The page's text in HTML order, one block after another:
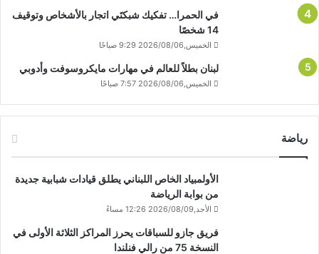
في الحمرا… تفكيك شبكتَي اتجار بالأشخاص وتوقيف
14 شخصًا
الخميس,2026/08/06 9:29 صباحًا
لبنان بطلاً للعالم في مهارات مايكروسوفت وأدوبي
الخميس,2026/08/06 7:57 صباحًا
رياضة
الأولمبياد الخاص اللبناني يطلق قيادات شبابية جديدة
من بوابة الرياضة
الأحد,2026/08/09 12:26 مساءً
فريق جازو للسباقات يحرز المراكز الثلاثة الأولى في
النسخة 75 من رالي فنلندا